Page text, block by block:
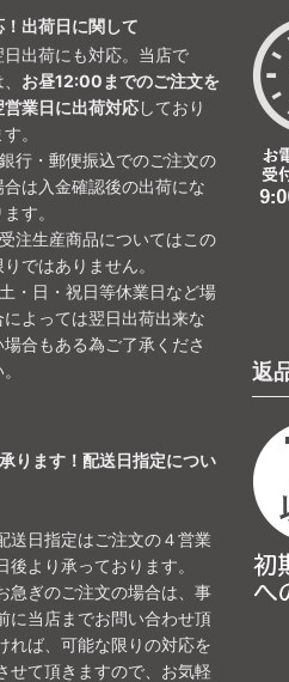
出荷日に関して
日出荷にも対応。当店で
お昼12:00までのご注文を
営業日に出荷対応しており
す。
行・郵便振込でのご注文の
合は入金確認後の出荷にな
ます。
注生産商品についてはこの
りではありません。
・日・祝日等休業日など場
によっては翌日出荷出来な
場合もある為ご了承くださ
ります！配送日指定につい
送日指定はご注文の４営業
後より承っております。
急ぎのご注文の場合は、事
に当店までお問い合わせ頂
れば、可能な限りの対応を
せて頂きますので、お気軽
返